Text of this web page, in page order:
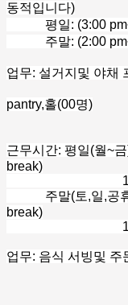
동적입니다)
평일: (3:00
주말: (2:00
업무: 설거지및 야채
pantry,홀(00명)
근무시간: 평일(월~
break)
16:00pm
주말(토,일,공휴
break)
16:00pm
업무: 음식 서빙및 주